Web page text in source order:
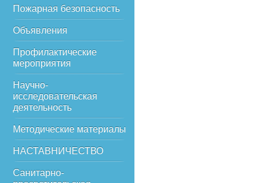
Пожарная безопасность
Объявления
Профилактические
мероприятия
Научно-
исследовательская
деятельность
Методические материалы
НАСТАВНИЧЕСТВО
Санитарно-